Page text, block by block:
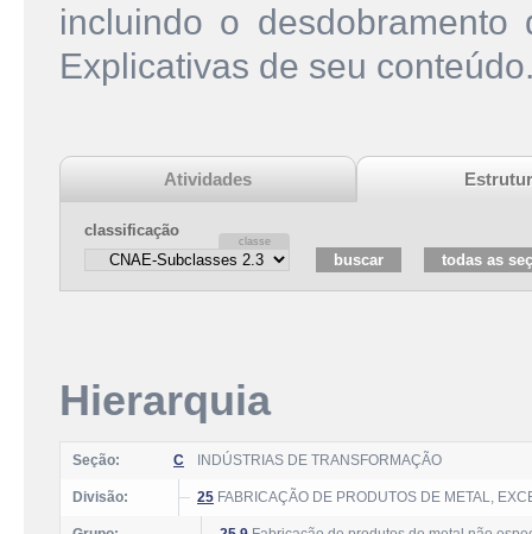
incluindo o
Explicativas de seu
Atividades
classificação
Hierarquia
Seção: C INDÚSTRIAS DE TRANSFORMAÇÃO
Divisão: 25 FABRICAÇÃO DE PRODUTOS DE METAL,